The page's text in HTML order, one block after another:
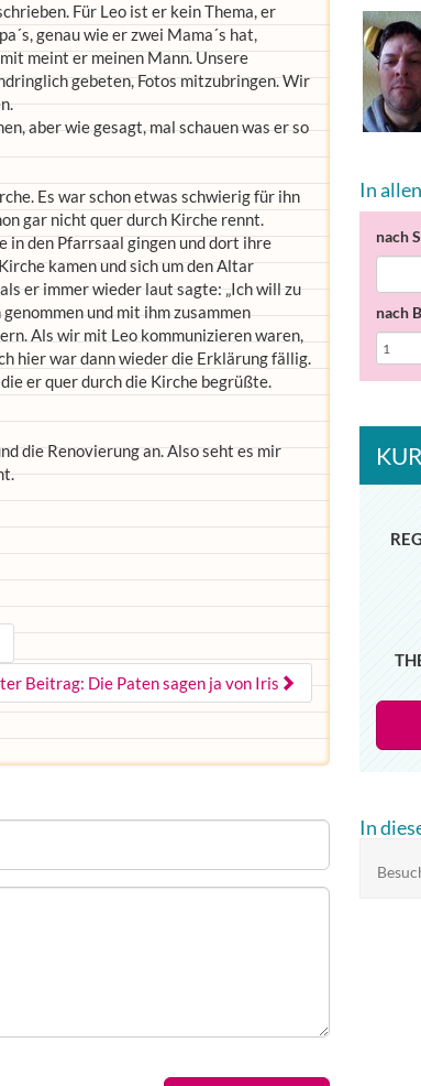
Für Leo ist er kein Thema, er
genau wie er zwei Mama´s hat,
meint er meinen Mann. Unsere
gebeten, Fotos mitzubringen. Wir
aber wie gesagt, mal schauen was er so
Es war schon etwas schwierig für ihn
gar nicht quer durch Kirche rennt.
in den Pfarrsaal gingen und dort ihre
kamen und sich um den Altar
er immer wieder laut sagte: „Ich will zu
und mit ihm zusammen
Als wir mit Leo kommunizieren waren,
hier war dann wieder die Erklärung fällig.
er quer durch die Kirche begrüßte.
die Renovierung an. Also seht es mir
Beitrag: Die Paten sagen ja von Iris
In
nach
nach
In